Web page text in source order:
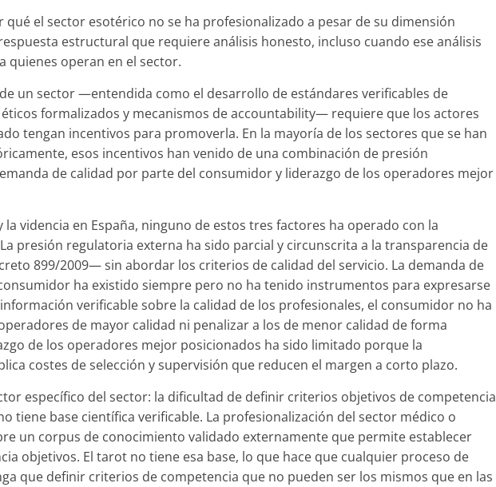
qué el sector esotérico no se ha profesionalizado a pesar de su dimensión
estructural que requiere análisis honesto, incluso cuando ese análisis
quienes operan en el sector.
un sector —entendida como el desarrollo de estándares verificables de
formalizados y mecanismos de accountability— requiere que los actores
tengan incentivos para promoverla. En la mayoría de los sectores que se han
esos incentivos han venido de una combinación de presión
de calidad por parte del consumidor y liderazgo de los operadores mejor
la videncia en España, ninguno de estos tres factores ha operado con la
presión regulatoria externa ha sido parcial y circunscrita a la transparencia de
899/2009— sin abordar los criterios de calidad del servicio. La demanda de
ha existido siempre pero no ha tenido instrumentos para expresarse
verificable sobre la calidad de los profesionales, el consumidor no ha
de mayor calidad ni penalizar a los de menor calidad de forma
de los operadores mejor posicionados ha sido limitado porque la
costes de selección y supervisión que reducen el margen a corto plazo.
específico del sector: la dificultad de definir criterios objetivos de competencia
tiene base científica verificable. La profesionalización del sector médico o
un corpus de conocimiento validado externamente que permite establecer
objetivos. El tarot no tiene esa base, lo que hace que cualquier proceso de
que definir criterios de competencia que no pueden ser los mismos que en las